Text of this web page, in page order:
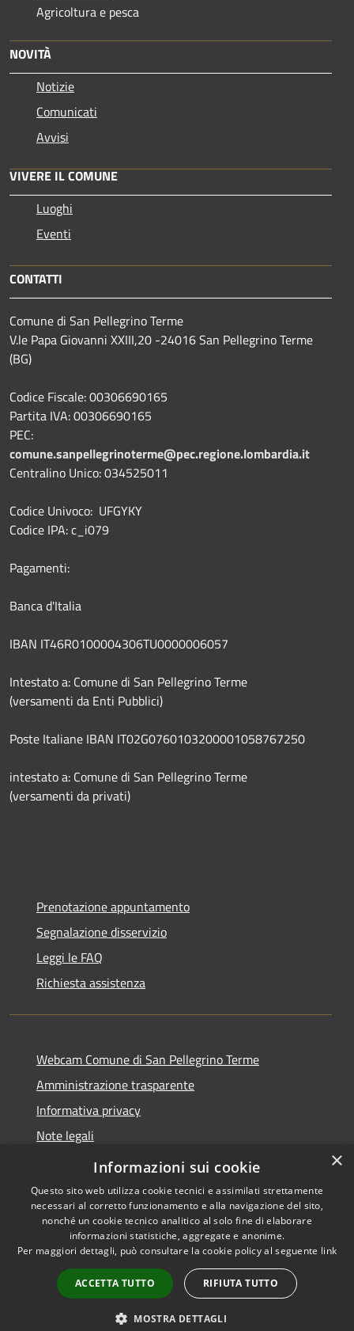
Agricoltura e pesca
NOVITÀ
Notizie
Comunicati
Avvisi
VIVERE IL COMUNE
Luoghi
Eventi
CONTATTI
Comune di San Pellegrino Terme
V.le Papa Giovanni XXIII,20 -24016 San Pellegrino Terme
(BG)
Codice Fiscale: 00306690165
Partita IVA: 00306690165
PEC:
comune.sanpellegrinoterme@pec.regione.lombardia.it
Centralino Unico: 034525011
Codice Univoco: UFGYKY
Codice IPA: c_i079
Pagamenti:
Banca d'Italia
IBAN IT46R0100004306TU0000006057
Intestato a: Comune di San Pellegrino Terme
(versamenti da Enti Pubblici)
Poste Italiane IBAN IT02G0760103200001058767250
intestato a: Comune di San Pellegrino Terme
(versamenti da privati)
Prenotazione appuntamento
Segnalazione disservizio
Leggi le FAQ
Richiesta assistenza
Webcam Comune di San Pellegrino Terme
Amministrazione trasparente
Informativa privacy
Note legali
Dichiarazione di accessibilità
Accessibilità
Copyright © 2026 • Comune di
San Pellegrino Terme •
Powered byMunicipium
Accesso redazione
×
Informazioni sui cookie
Questo sito web utilizza cookie tecnici e assimilati strettamente
necessari al corretto funzionamento e alla navigazione del sito,
nonché un cookie tecnico analitico al solo fine di elaborare
informazioni statistiche, aggregate e anonime.
Per maggiori dettagli, può consultare la cookie policy al seguente link
ACCETTA TUTTO RIFIUTA TUTTO
MOSTRA DETTAGLI